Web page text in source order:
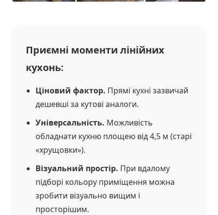
Приємні моменти лінійних
кухонь:
Ціновий фактор. Прямі кухні зазвичай
дешевші за кутові аналоги.
Універсальність. Можливість
обладнати кухню площею від 4,5 м (старі
«хрущовки»).
Візуальний простір. При вдалому
підборі кольору приміщення можна
зробити візуально вищим і
просторішим.